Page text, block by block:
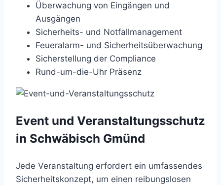
Überwachung von Eingängen und
Ausgängen
Sicherheits- und Notfallmanagement
Feueralarm- und Sicherheitsüberwachung
Sicherstellung der Compliance
Rund-um-die-Uhr Präsenz
Event und Veranstaltungsschutz
in Schwäbisch Gmünd
Jede Veranstaltung erfordert ein umfassendes
Sicherheitskonzept, um einen reibungslosen